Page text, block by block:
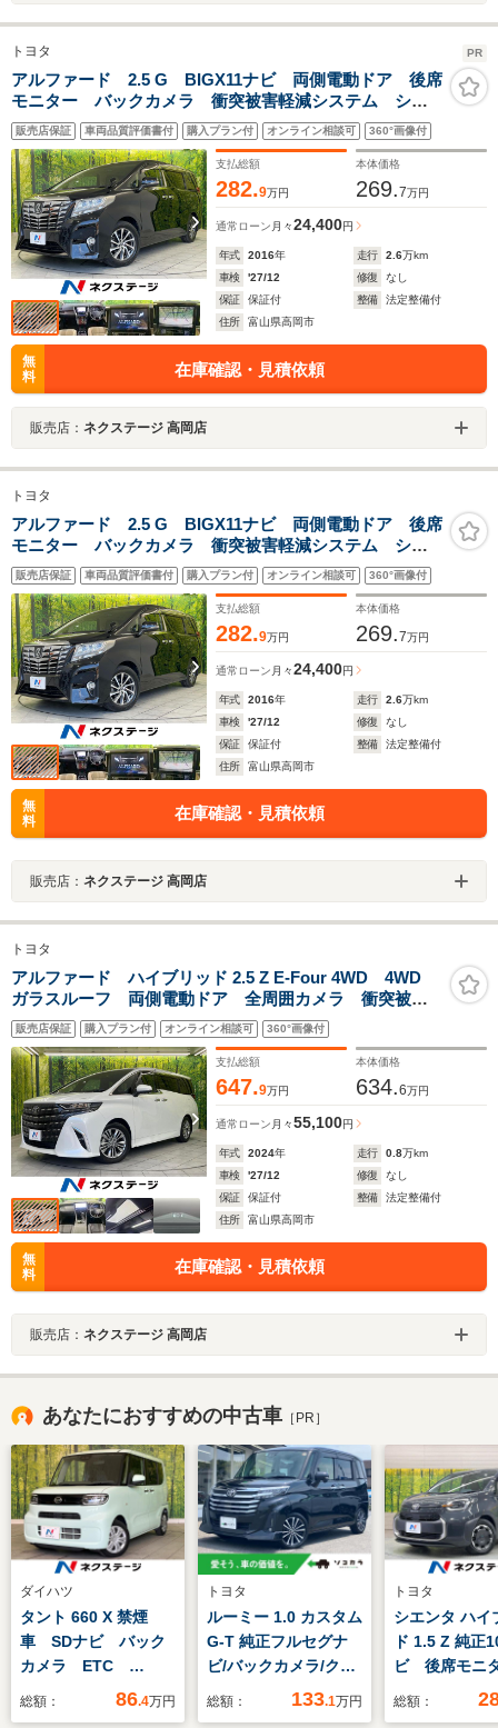
トヨタ PR
アルファード 2.5 G BIGX11ナビ 両側電動ドア 後席
モニター バックカメラ 衝突被害軽減システム シー
トメモリー レーダークルーズ 禁煙車 ハーフレザー
シート パワーシート LEDヘッド ビルトインETC
販売店保証 車両品質評価書付 購入プラン付 オンライン相談可 360°画像付
支払総額
282.9万円
本体価格
269.7万円
通常ローン 月々24,400円
年式 2016年 走行 2.6万km
車検
'27/12 修復
なし
保証
保証付 整備
法定整備付
住所
富山県高岡市
無
料
在庫確認・見積依頼
販売店： ネクステージ 高岡店
トヨタ
アルファード 2.5 G BIGX11ナビ 両側電動ドア 後席
モニター バックカメラ 衝突被害軽減システム シー
トメモリー レーダークルーズ 禁煙車 ハーフレザー
シート パワーシート LEDヘッド ビルトインETC
販売店保証 車両品質評価書付 購入プラン付 オンライン相談可 360°画像付
支払総額
282.9万円
本体価格
269.7万円
通常ローン 月々24,400円
年式 2016年 走行 2.6万km
車検
'27/12 修復
なし
保証
保証付 整備
法定整備付
住所
富山県高岡市
無
料
在庫確認・見積依頼
販売店： ネクステージ 高岡店
トヨタ
アルファード ハイブリッド 2.5 Z E-Four 4WD 4WD
ガラスルーフ 両側電動ドア 全周囲カメラ 衝突被害
軽減システム レーダークルーズ 禁煙車 電動リアゲ
ート レザーシート 前席シートエアコン リアシート
エアコン 前後席パワーシート
販売店保証 購入プラン付 オンライン相談可 360°画像付
支払総額
647.9万円
本体価格
634.6万円
通常ローン 月々55,100円
年式 2024年 走行 0.8万km
車検
'27/12 修復
なし
保証
保証付 整備
法定整備付
住所
富山県高岡市
無
料
在庫確認・見積依頼
販売店： ネクステージ 高岡店
あなたにおすすめの中古車 ［PR］
ダイハツ
タント 660 X 禁煙
車 SDナビ バック
カメラ ETC
Bluetooth再生 電動
総額： 86.4万円
トヨタ
ルーミー 1.0 カスタム
G-T 純正フルセグナ
ビ/バックカメラ/クル
ーズコントロー
総額： 133.1万円
トヨタ
シエンタ ハイ
ド 1.5 Z 純正
ビ 後席モニ
側電動スラ
総額：